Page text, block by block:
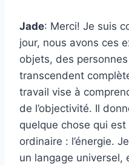
Jade: Merci! Je suis
jour, nous avons ces
objets, des
transcendent
travail vise à
de l’objectivité. Il
quelque chose qui
ordinaire : l’énergie.
un langage